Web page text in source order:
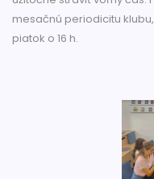
mesačnú periodicitu
piatok o 16 h.